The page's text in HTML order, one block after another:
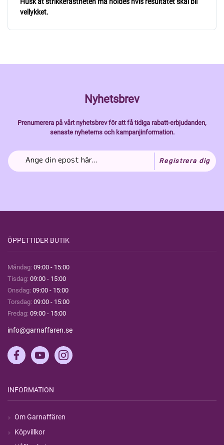
vellykket.
Nyhetsbrev
Prenumerera på vårt nyhetsbrev för att få tidiga rabatt-erbjudanden,
senaste nyheterns och kampanjinformation.
Registrera dig
ÖPPETTIDER BUTIK
Måndag: 09:00 - 15:00
Tisdag: 09:00 - 15:00
Onsdag: 09:00 - 15:00
Torsdag: 09:00 - 15:00
Fredag: 09:00 - 15:00
info@garnaffaren.se
INFORMATION
Om Garnaffären
Köpvillkor